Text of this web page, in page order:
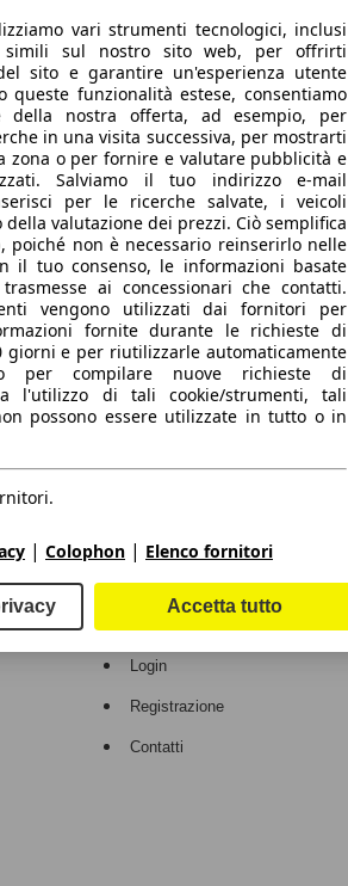
Area rivenditori
Login
Registrazione
Contatti
vari strumenti tecnologici, inclusi
simili sul nostro sito web, per offrirti
sito e garantire un'esperienza utente
queste funzionalità estese, consentiamo
della nostra offerta, ad esempio, per
in una visita successiva, per mostrarti
zona o per fornire e valutare pubblicità e
Salviamo il tuo indirizzo e-mail
per le ricerche salvate, i veicoli
valutazione dei prezzi. Ciò semplifica
poiché non è necessario reinserirlo nelle
il tuo consenso, le informazioni basate
ai concessionari che contatti.
vengono utilizzati dai fornitori per
fornite durante le richieste di
giorni e per riutilizzarle automaticamente
per compilare nuove richieste di
l'utilizzo di tali cookie/strumenti, tali
possono essere utilizzate in tutto o in
| Colophon | Elenco fornitori
Accetta tutto